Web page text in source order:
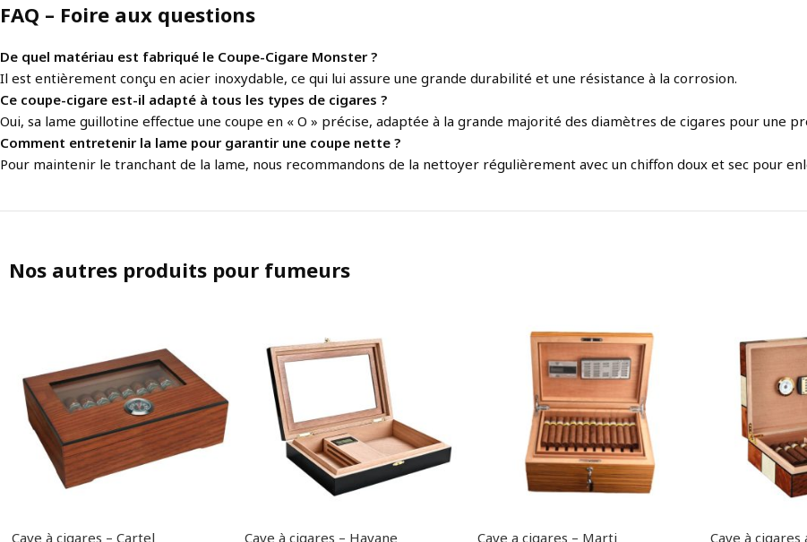
FAQ – Foire aux questions
De quel matériau est fabriqué le Coupe-Cigare Monster ?
Il est entièrement conçu en acier inoxydable, ce qui lui assure une grande durabilité et une résistance à la corrosion.
Ce coupe-cigare est-il adapté à tous les types de cigares ?
Oui, sa lame guillotine effectue une coupe en « O » précise, adaptée à la grande majorité des diamètres de cigares pour une
Comment entretenir la lame pour garantir une coupe nette ?
Pour maintenir le tranchant de la lame, nous recommandons de la nettoyer régulièrement avec un chiffon doux et sec pour
Nos autres produits pour fumeurs
Cave à cigares – Cartel Cave à cigares – Havane Cave a cigares – Marti Cave à cigares